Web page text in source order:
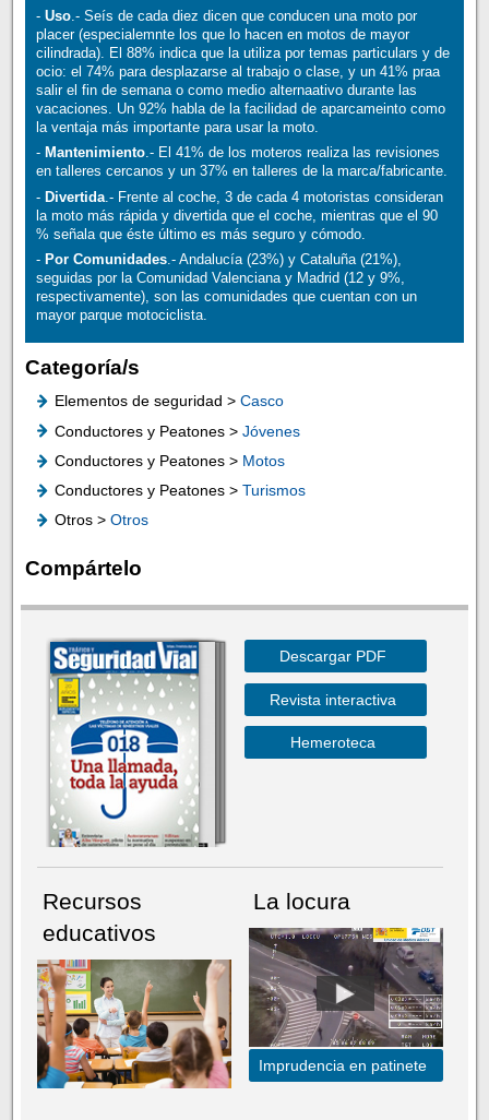
- Uso.- Seís de cada diez dicen que conducen una moto por
placer (especialemnte los que lo hacen en motos de mayor
cilindrada). El 88% indica que la utiliza por temas particulars y de
ocio: el 74% para desplazarse al trabajo o clase, y un 41% praa
salir el fin de semana o como medio alternaativo durante las
vacaciones. Un 92% habla de la facilidad de aparcameinto como
la ventaja más importante para usar la moto.
- Mantenimiento.- El 41% de los moteros realiza las revisiones
en talleres cercanos y un 37% en talleres de la marca/fabricante.
- Divertida.- Frente al coche, 3 de cada 4 motoristas consideran
la moto más rápida y divertida que el coche, mientras que el 90
% señala que éste último es más seguro y cómodo.
- Por Comunidades.- Andalucía (23%) y Cataluña (21%),
seguidas por la Comunidad Valenciana y Madrid (12 y 9%,
respectivamente), son las comunidades que cuentan con un
mayor parque motociclista.
Categoría/s
Elementos de seguridad > Casco
Conductores y Peatones > Jóvenes
Conductores y Peatones > Motos
Conductores y Peatones > Turismos
Otros > Otros
Compártelo
Descargar PDF
Revista interactiva
Hemeroteca
Recursos
educativos
La locura
Imprudencia en patinete